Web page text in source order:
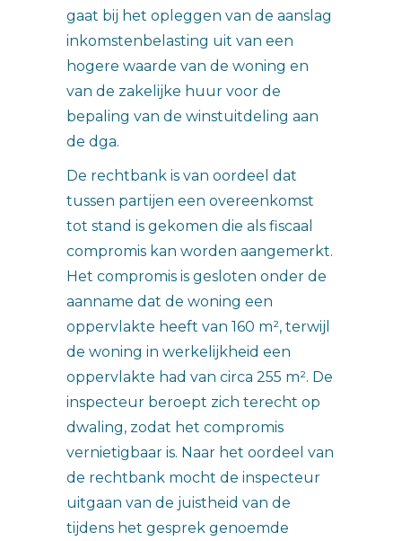
gaat bij het opleggen van de aanslag
inkomstenbelasting uit van een
hogere waarde van de woning en
van de zakelijke huur voor de
bepaling van de winstuitdeling aan
de dga.
De rechtbank is van oordeel dat
tussen partijen een overeenkomst
tot stand is gekomen die als fiscaal
compromis kan worden aangemerkt.
Het compromis is gesloten onder de
aanname dat de woning een
oppervlakte heeft van 160 m², terwijl
de woning in werkelijkheid een
oppervlakte had van circa 255 m². De
inspecteur beroept zich terecht op
dwaling, zodat het compromis
vernietigbaar is. Naar het oordeel van
de rechtbank mocht de inspecteur
uitgaan van de juistheid van de
tijdens het gesprek genoemde